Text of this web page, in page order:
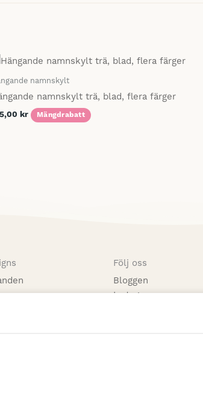
namnskylt
namnskylt trä, blad, flera färger
kr Mängdrabatt
Följ oss
Bloggen
Instagram